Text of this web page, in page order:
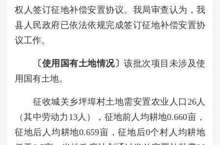
权人签订征地补偿安置协议。我局审查认为，我
县人民政府已依法依规完成签订征地补偿安置协
议工作。
〔使用国有土地情况〕 该批次项目未涉及使
用国有土地。
征收城关乡坪埠村土地需安置农业人口26人
（其中劳动力13人），征地前人均耕地0.660亩，
征地后人均耕地0.659亩，征地后0个村人均耕地